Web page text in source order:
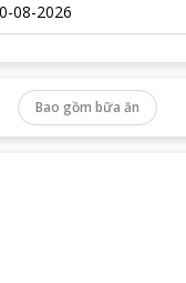
Bao gồm bữa ăn